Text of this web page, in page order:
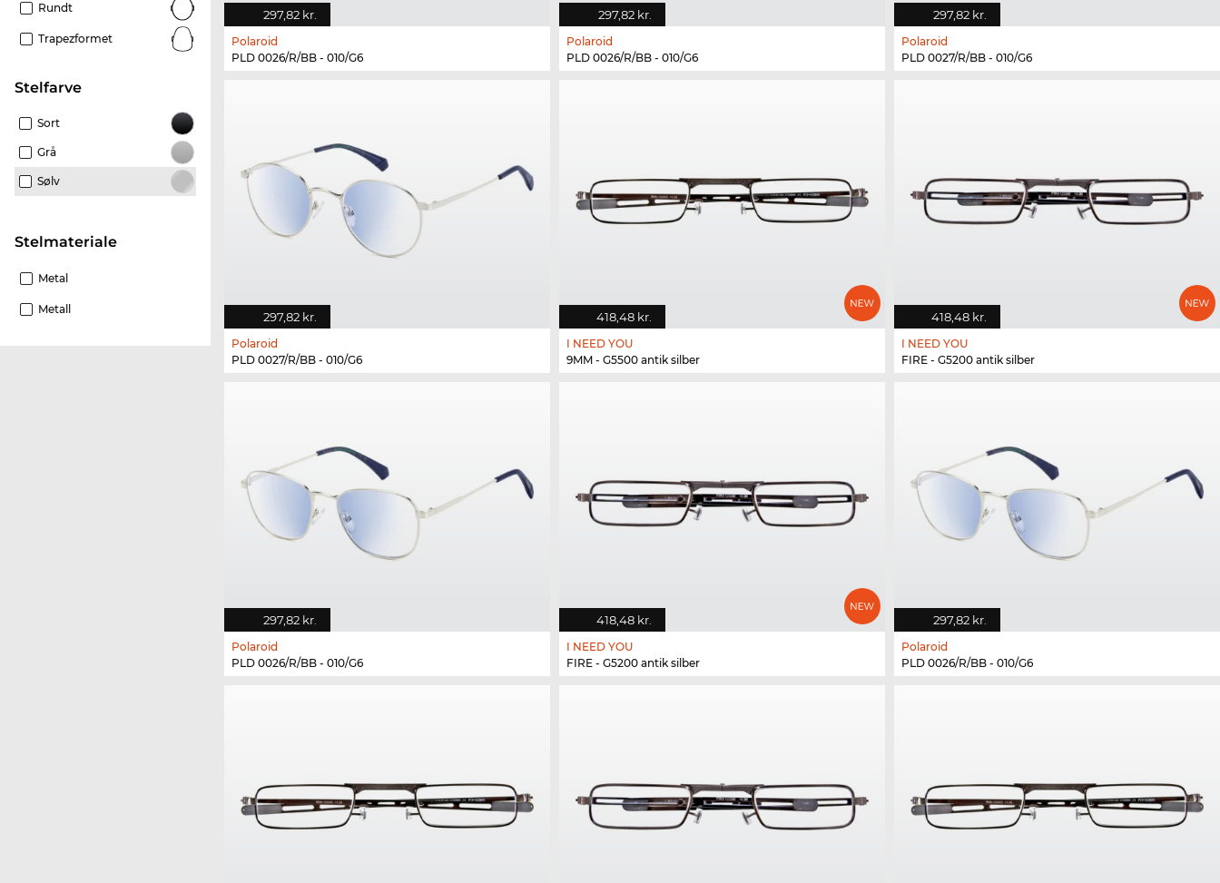
Rundt
Trapezformet
Stelfarve
Sort
Grå
Sølv
Stelmateriale
Metal
Metall
297,82 kr.
Polaroid
PLD 0026/R/BB - 010/G6
297,82 kr.
Polaroid
PLD 0026/R/BB - 010/G6
297,82 kr.
Polaroid
PLD 0027/R/BB - 010/G6
297,82 kr.
Polaroid
PLD 0027/R/BB - 010/G6
418,48 kr.
I NEED YOU
9MM - G5500 antik silber
418,48 kr.
I NEED YOU
FIRE - G5200 antik silber
297,82 kr.
Polaroid
PLD 0026/R/BB - 010/G6
418,48 kr.
I NEED YOU
FIRE - G5200 antik silber
297,82 kr.
Polaroid
PLD 0026/R/BB - 010/G6